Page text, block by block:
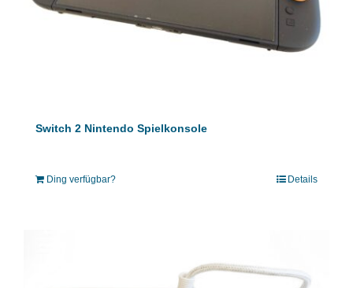
Switch 2 Nintendo Spielkonsole
Ding verfügbar? Details